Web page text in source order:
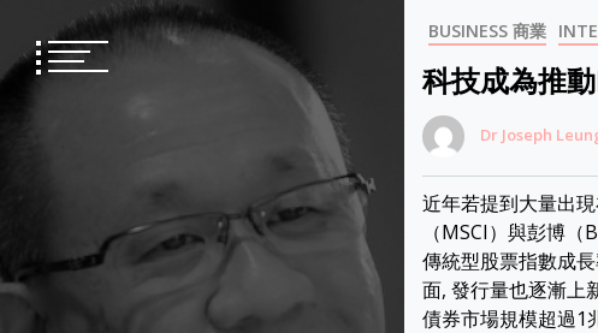
content
BUSINESS 商業
科技成為推
Dr Joseph
近年若提到大量出
（MSCI）與彭博
傳統型股票指數成
面, 發行量也逐漸上
債券市場規模超過1